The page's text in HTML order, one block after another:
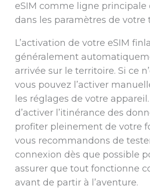
eSIM comme ligne principale
dans les paramètres de votre
L’activation de votre eSIM
généralement
arrivée sur le territoire. Si ce
vous pouvez l’activer
les réglages de votre
d’activer l’itinérance des
profiter pleinement de votre
vous recommandons de
connexion dès que possible
assurer que tout fonctionne
avant de partir à l’aventure.